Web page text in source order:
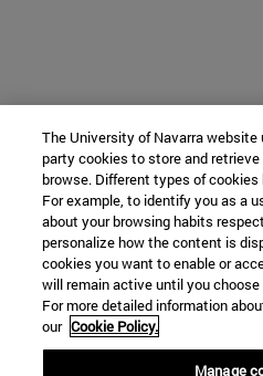
The University of Navarra website
party cookies to store and
browse. Different types of
For example, to identify you as a
about your browsing habits
personalize how the content is
cookies you want to enable or
will remain active until you
For more detailed information
our Cookie Policy.
Manage